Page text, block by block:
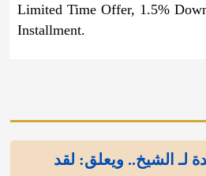
Limited Time Offer, 1.5%
Installment.
لـ الشيخ.. ويعلق: لقد